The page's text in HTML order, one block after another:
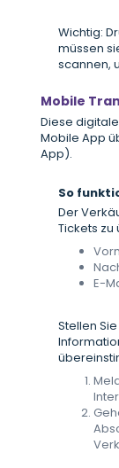
Wichtig:
müssen
scannen,
Mobile
Diese
Mobile App
App).
So
Der
Tickets
E-
Stellen